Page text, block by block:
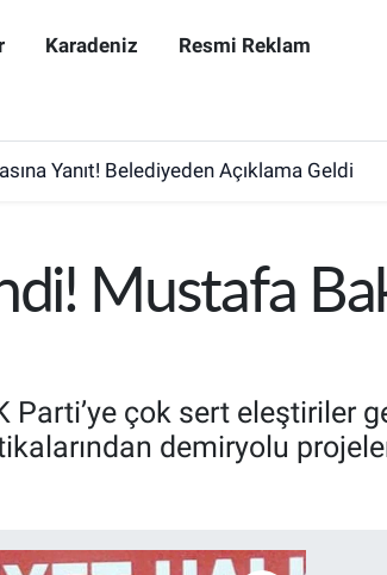
Karadeniz Resmi Reklam
Yanıt! Belediyeden Açıklama Geldi
Mustafa
Parti’ye çok sert eleştiriler
demiryolu